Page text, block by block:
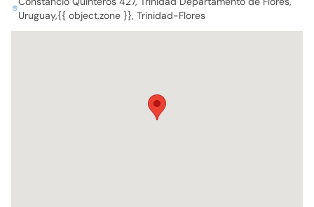
Uruguay,{{ object.zone }}, Trinidad-Flores